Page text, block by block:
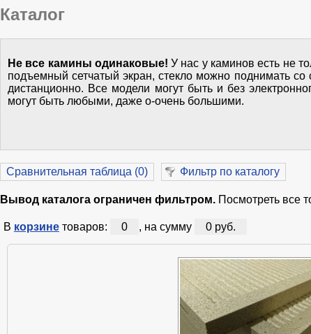
Каталог
Не все камины одинаковые! У нас у каминов есть не
подъемный сетчатый экран, стекло можно поднимать
дистанционно. Все модели могут быть и без
могут быть любыми, даже о-очень большими.
Сравнительная таблица (0) Фильтр по каталогу
Вывод каталога ограничен фильтром. Посмотреть все
В корзинетоваров: 0 , на сумму 0 руб.